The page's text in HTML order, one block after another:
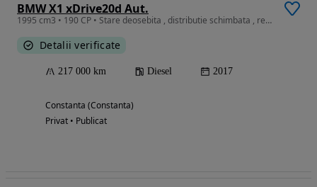
BMW X1 xDrive20d Aut.
1995 cm3 • 190 CP • Stare deosebita , distributie schimbata , revizie cutie efectuata .
Detalii verificate
217 000 km Diesel 2017
Constanta (Constanta)
Privat • Publicat